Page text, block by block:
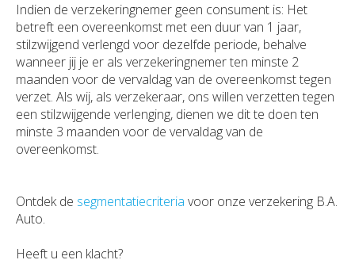
Indien de verzekeringnemer geen consument is: Het
betreft een overeenkomst met een duur van 1 jaar,
stilzwijgend verlengd voor dezelfde periode, behalve
wanneer jij je er als verzekeringnemer ten minste 2
maanden voor de vervaldag van de overeenkomst tegen
verzet. Als wij, als verzekeraar, ons willen verzetten tegen
een stilzwijgende verlenging, dienen we dit te doen ten
minste 3 maanden voor de vervaldag van de
overeenkomst.
Ontdek de segmentatiecriteria voor onze verzekering B.A.
Auto.
Heeft u een klacht?